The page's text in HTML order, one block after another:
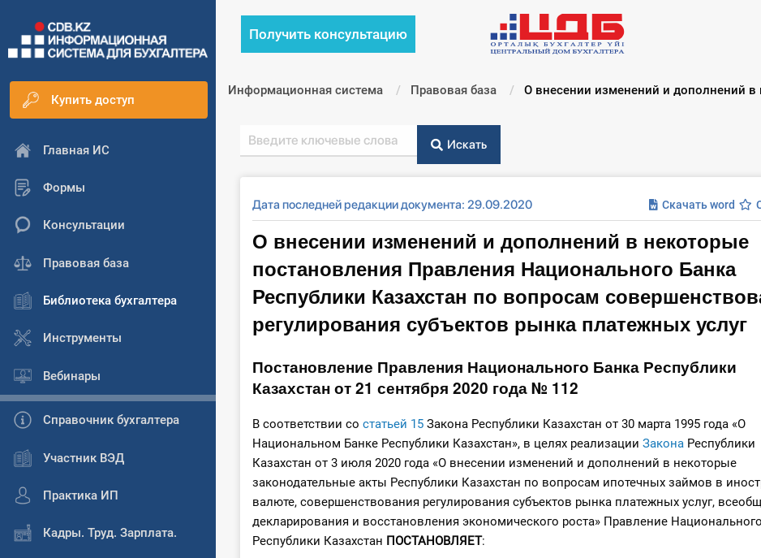
Купить доступ
Главная ИС
Формы
Консультации
Правовая база
Библиотека бухгалтера
Инструменты
Вебинары
Справочник бухгалтера
Участник ВЭД
Практика ИП
Кадры. Труд. Зарплата.
Получить консультацию
Информационная система Правовая база Текущий:
О внесении изменений и дополнений
Искать
Дата последней редакции документа: 29.09.2020 Скачать word
О внесении изменений и дополнений в некоторые
постановления Правления Национального Банка
Республики Казахстан по вопросам
регулирования субъектов рынка платежных услуг
Постановление Правления Национального Банка Республики
Казахстан от 21 сентября 2020 года № 112
В соответствии со статьей 15 Закона Республики Казахстан от 30 марта 1995 года «О
Национальном Банке Республики Казахстан», в целях реализации Закона Республики
Казахстан от 3 июля 2020 года «О внесении изменений и дополнений в некоторые
законодательные акты Республики Казахстан по вопросам ипотечных займов в
валюте, совершенствования регулирования субъектов рынка платежных услуг,
декларирования и восстановления экономического роста» Правление
Республики Казахстан ПОСТАНОВЛЯЕТ: